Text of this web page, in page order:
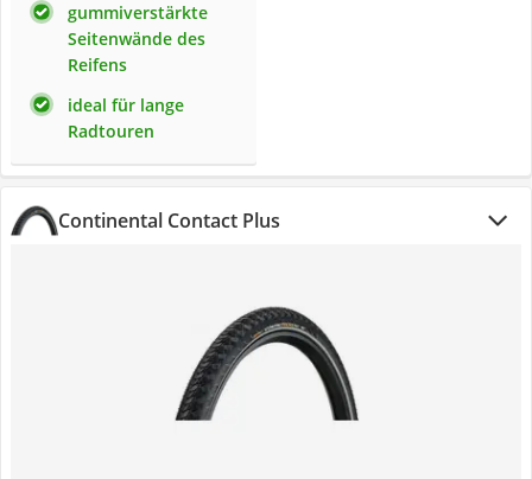
gummiverstärkte
Seitenwände des
Reifens
ideal für lange
Radtouren
Continental Contact Plus